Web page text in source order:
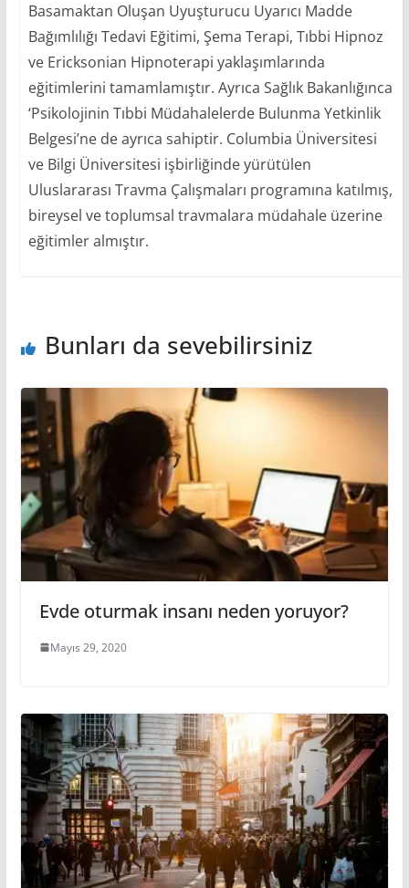
Basamaktan Oluşan Uyuşturucu Uyarıcı Madde
Bağımlılığı Tedavi Eğitimi, Şema Terapi, Tıbbi Hipnoz
ve Ericksonian Hipnoterapi yaklaşımlarında
eğitimlerini tamamlamıştır. Ayrıca Sağlık Bakanlığınca
‘Psikolojinin Tıbbi Müdahalelerde Bulunma Yetkinlik
Belgesi’ne de ayrıca sahiptir. Columbia Üniversitesi
ve Bilgi Üniversitesi işbirliğinde yürütülen
Uluslararası Travma Çalışmaları programına katılmış,
bireysel ve toplumsal travmalara müdahale üzerine
eğitimler almıştır.
Bunları da sevebilirsiniz
Evde oturmak insanı neden yoruyor?
Mayıs 29, 2020